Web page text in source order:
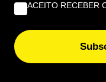
ACEITO RECEBER